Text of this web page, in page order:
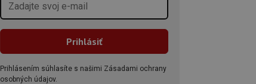
Prihlásením súhlasíte s našimi Zásadami ochrany
osobných údajov.